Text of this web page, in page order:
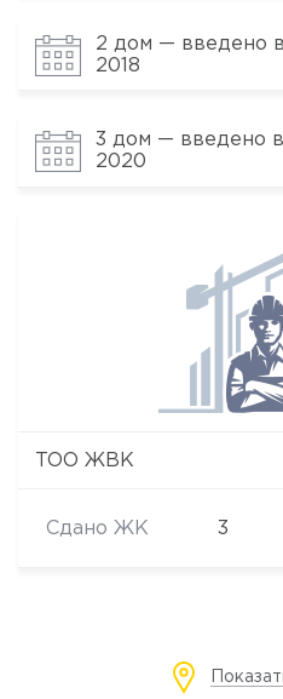
2 дом — введено
2018
3 дом — введено
2020
ТОО ЖВК
Сдано ЖК 3